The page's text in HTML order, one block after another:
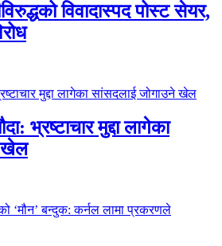
विवादास्पद पोस्ट सेयर,
भ्रष्टाचार मुद्दा लागेका
खेल